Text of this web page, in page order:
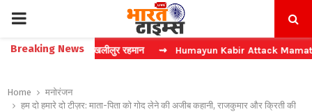
PRIMARY
MENU
Breaking News
विदेश मंत्री खलीलुर रहमान ⇝ Humayun Kabir Attack Mamata:
Home
मनोरंजन
हम दो हमारे दो टीज़र: माता-पिता को गोद लेने की अजीब कहानी, राजकुमार और क्रिती की